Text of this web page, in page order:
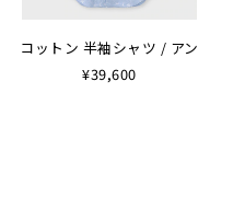
コットン 半袖シャツ / アン
¥39,600